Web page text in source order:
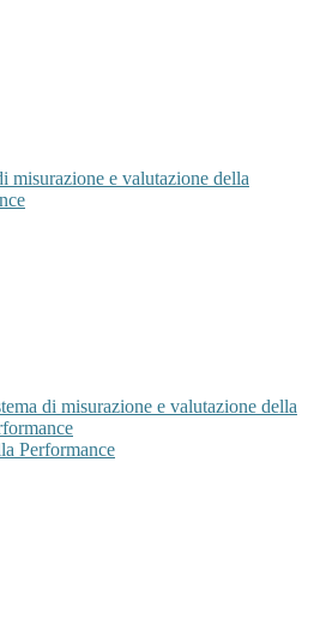
misurazione e valutazione della
di misurazione e valutazione della
Performance